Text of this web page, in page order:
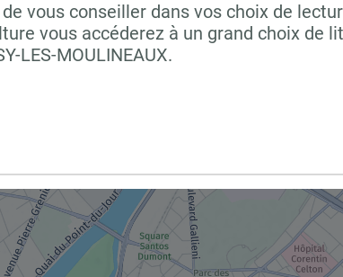
vous conseiller dans vos choix de
vous accéderez à un grand choix
LES-MOULINEAUX.